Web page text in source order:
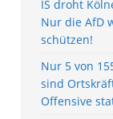
IS droht
Nur die AfD
schützen!
Nur 5 von
sind
Offensive